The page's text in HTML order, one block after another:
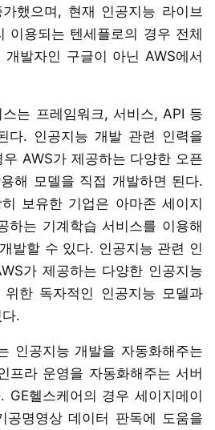
했으며, 현재 인공지능 라이브
이용되는 텐세플로의 경우 전체
발자인 구글이 아닌 AWS에서
는 프레임워크, 서비스, API 등
다. 인공지능 개발 관련 인력을
AWS가 제공하는 다양한 오픈
해 모델을 직접 개발하면 된다.
보유한 기업은 아마존 세이지
하는 기계학습 서비스를 이용해
발할 수 있다. 인공지능 관련 인
가 제공하는 다양한 인공지능
한 독자적인 인공지능 모델과
.
인공지능 개발을 자동화해주는
프라 운영을 자동화해주는 서버
GE헬스케어의 경우 세이지메이
공명영상 데이터 판독에 도움을